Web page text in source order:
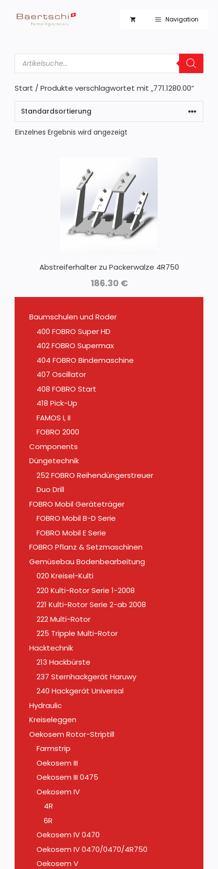
Inhalt
Navigation
Products
search
Start / Produkte verschlagwortet mit „771.1280.00“
Einzelnes Ergebnis wird angezeigt
Abstreiferhalter zu Packerwalze 4R750
186.30 €
Baumschulen und Roder
400 FOBRO Super HD
402 FOBRO Supermax
404 FOBRO Bindemaschine
407 Oscillator
408 FOBRO Start
418 Pick-Up
FAMOS I, II
FOBRO 2000
Components
Düngetechnik
252 FOBRO Reihendüngerstreuer
Duo Drill
FOBRO Mobil Geräteträger
FOBRO Mobil B-D Serie
FOBRO Mobil E Serie
FOBRO Pflanz & Setzmaschinen
Gemüsebau Bodenbearbeitung
020 Kreisel-Kulti
220 Kulti-Rotor Serie 1-2008
221 Kulti-Rotor Serie 2-ab 2008
222 Multi-Rotor
225 Tripple Multi-Rotor
Hacktechnik
213 Hackbürste
237 Sternhackgerät Haruwy
240 Hackgerät Universal
Hydraulic
Kreiseleggen
Oekosem Rotor-Striptill
Farmstrip
Oekosem III
Oekosem III 0475
Oekosem IV
4R
6R
Oekosem IV 0470
Oekosem IV 0470/0470/4R750
Oekosem V